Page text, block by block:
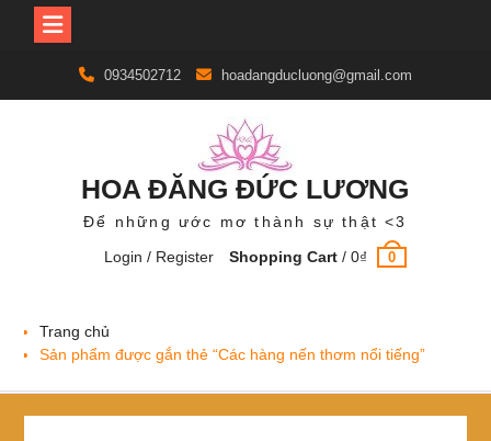
content
0934502712 hoadangducluong@gmail.com
HOA ĐĂNG ĐỨC LƯƠNG
Để những ước mơ thành sự thật <3
Login / Register
Shopping Cart /0₫ 0
Trang chủ
Sản phẩm được gắn thẻ “Các hàng nến thơm nổi tiếng”